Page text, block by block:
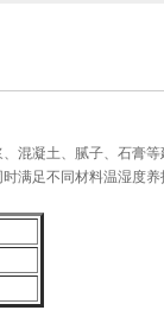
混凝土、腻子、石
时满足不同材料温湿度养护要